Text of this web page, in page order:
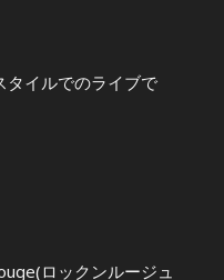
タイルでのライブで
ロックンルージュ